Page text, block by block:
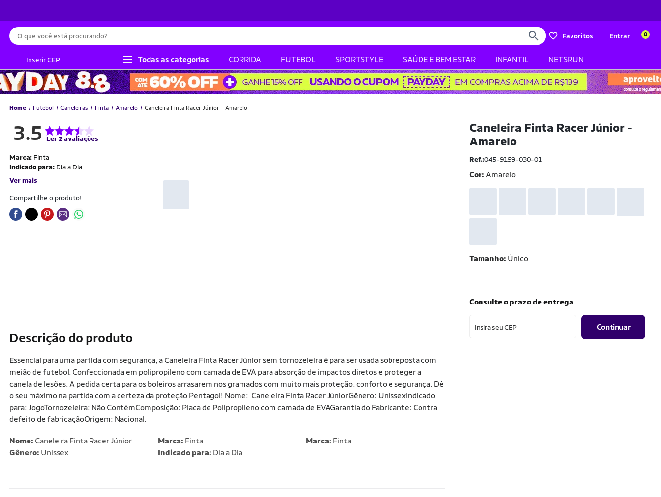
Busca
Favoritos Entrar 0
Inserir CEP Todas as categorias CORRIDA FUTEBOL SPORTSTYLE SAÚDE E BEM ESTAR INFANTIL NETSRUN
Home Futebol Caneleiras Finta Amarelo Caneleira Finta Racer Júnior - Amarelo
3.5 Ler 2 avaliações
Marca: Finta
Indicado para: Dia a Dia
Ver mais
Compartilhe o produto!
Caneleira Finta Racer Júnior -
Amarelo
Ref.:045-9159-030-01
Cor:Amarelo
Tamanho Único
Consulte o prazo de entrega
Insira seu CEP Continuar
Descrição do produto
Essencial para uma partida com segurança, a Caneleira Finta Racer Júnior sem tornozeleira é para ser usada sobreposta com
meião de futebol. Confeccionada em polipropileno com camada de EVA para absorção de impactos diretos e proteger a
canela de lesões. A pedida certa para os boleiros arrasarem nos gramados com muito mais proteção, conforto e segurança. Dê
o seu máximo na partida com a certeza da proteção Pentagol! Nome: Caneleira Finta Racer JúniorGênero: UnissexIndicado
para: JogoTornozeleira: Não ContémComposição: Placa de Polipropileno com camada de EVAGarantia do Fabricante: Contra
defeito de fabricaçãoOrigem: Nacional.
Nome: Caneleira Finta Racer Júnior
Gênero: Unissex
Marca: Finta
Indicado para: Dia a Dia
Marca: Finta